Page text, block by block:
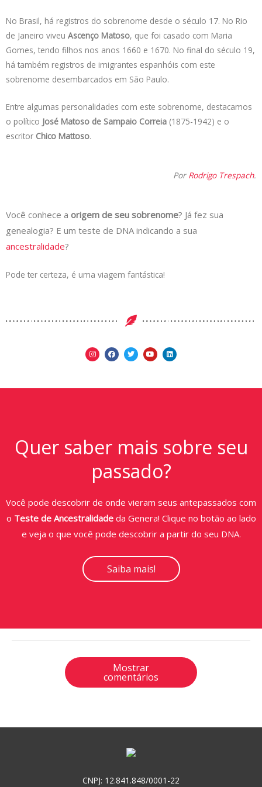
No Brasil, há registros do sobrenome desde o século 17. No Rio
de Janeiro viveu Ascenço Matoso, que foi casado com Maria
Gomes, tendo filhos nos anos 1660 e 1670. No final do século 19,
há também registros de imigrantes espanhóis com este
sobrenome desembarcados em São Paulo.
Entre algumas personalidades com este sobrenome, destacamos
o político José Matoso de Sampaio Correia (1875-1942) e o
escritor Chico Mattoso.
Por Rodrigo Trespach.
Você conhece a origem de seu sobrenome? Já fez sua
genealogia? E um teste de DNA indicando a sua
ancestralidade?
Pode ter certeza, é uma viagem fantástica!
Quer saber mais sobre seu
passado?
Você pode descobrir de onde vieram seus antepassados com
o Teste de Ancestralidadeda Genera! Clique no botão ao lado
e veja o que você pode descobrir a partir do seu DNA.
Saiba mais!
Mostrar
comentários
CNPJ: 12.841.848/0001-22